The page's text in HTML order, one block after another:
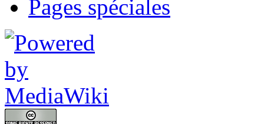
Pages spéciales